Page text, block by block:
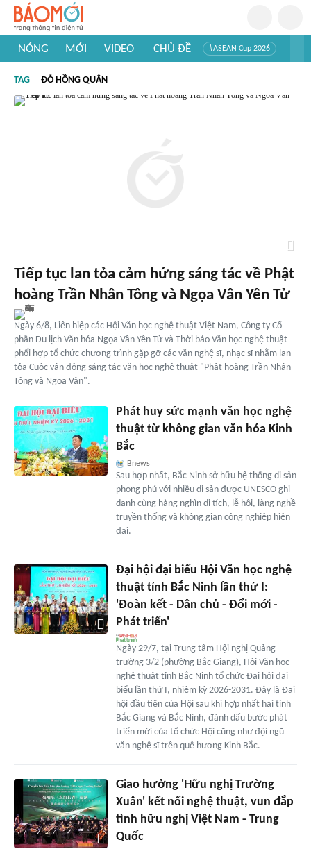
NÓNG MỚI VIDEO CHỦ ĐỀ #ASEAN Cup 2026
#Khám phá thế giới
TAG ĐỖ HỒNG QUÂN
Tiếp tục lan tỏa cảm hứng sáng tác về Phật
hoàng Trần Nhân Tông và Ngọa Vân Yên Tử
Ngày 6/8, Liên hiệp các Hội Văn học nghệ thuật Việt Nam, Công ty Cổ
phần Du lịch Văn hóa Ngọa Vân Yên Tử và Thời báo Văn học nghệ thuật
phối hợp tổ chức chương trình gặp gỡ các văn nghệ sĩ, nhạc sĩ nhằm lan
tỏa Cuộc vận động sáng tác văn học nghệ thuật "Phật hoàng Trần Nhân
Tông và Ngọa Vân".
Phát huy sức mạnh văn học nghệ
thuật từ không gian văn hóa Kinh
Bắc
Bnews
Sau hợp nhất, Bắc Ninh sở hữu hệ thống di sản
phong phú với nhiều di sản được UNESCO ghi
danh cùng hàng nghìn di tích, lễ hội, làng nghề
truyền thống và không gian công nghiệp hiện
đại.
Đại hội đại biểu Hội Văn học nghệ
thuật tỉnh Bắc Ninh lần thứ I:
'Đoàn kết - Dân chủ - Đổi mới -
Phát triển'
Ngày 29/7, tại Trung tâm Hội nghị Quảng
trường 3/2 (phường Bắc Giang), Hội Văn học
nghệ thuật tỉnh Bắc Ninh tổ chức Đại hội đại
biểu lần thứ I, nhiệm kỳ 2026-2031. Đây là Đại
hội đầu tiên của Hội sau khi hợp nhất hai tỉnh
Bắc Giang và Bắc Ninh, đánh dấu bước phát
triển mới của tổ chức Hội cũng như đội ngũ
văn nghệ sĩ trên quê hương Kinh Bắc.
Giao hưởng 'Hữu nghị Trường
Xuân' kết nối nghệ thuật, vun đắp
tình hữu nghị Việt Nam - Trung
Quốc